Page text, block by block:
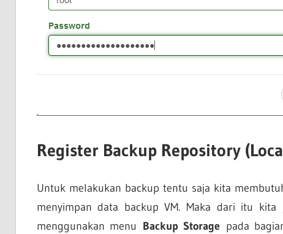
Register Backup Repository
Untuk melakukan backup tentu saja kita
menyimpan data backup VM. Maka dari itu
menggunakan menu Backup Storage pada